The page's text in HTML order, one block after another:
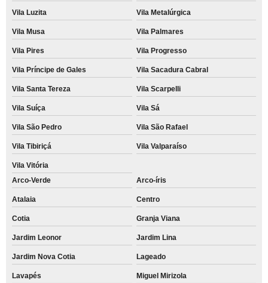
Vila Luzita Vila Metalúrgica
Vila Musa Vila Palmares
Vila Pires Vila Progresso
Vila Príncipe de Gales Vila Sacadura Cabral
Vila Santa Tereza Vila Scarpelli
Vila Suíça Vila Sá
Vila São Pedro Vila São Rafael
Vila Tibiriçá Vila Valparaíso
Vila Vitória
Arco-Verde
Arco-íris
Atalaia Centro
Cotia Granja Viana
Jardim Leonor Jardim Lina
Jardim Nova Cotia Lageado
Lavapés Miguel Mirizola